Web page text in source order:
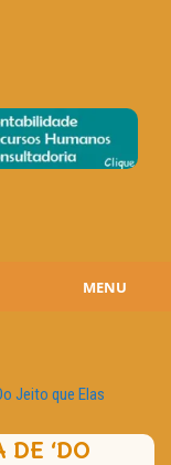
MENU
Jeito que Elas
DE ‘DO